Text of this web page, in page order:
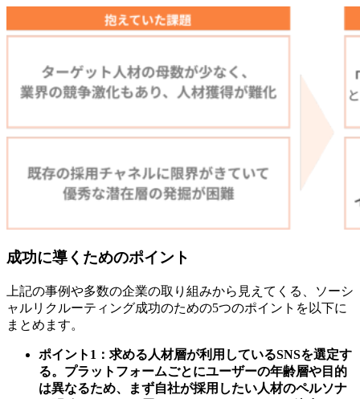
成功に導くためのポイント
上記の事例や多数の企業の取り組みから見えてくる、ソーシ
ャルリクルーティング成功のための5つのポイントを以下に
まとめます。
ポイント1：求める人材層が利用しているSNSを選定す
る。プラットフォームごとにユーザーの年齢層や目的
は異なるため、まず自社が採用したい人材のペルソナ